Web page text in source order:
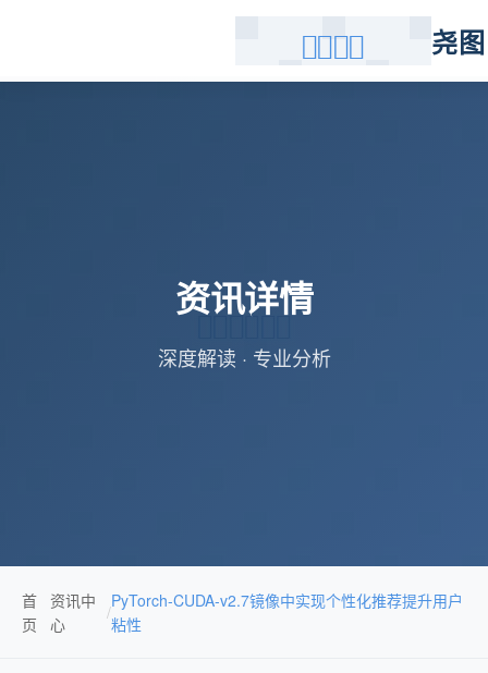
尧
资讯详情
深度解读 · 专业分析
首
页
资讯中
心
/
PyTorch-CUDA-v2.7镜像中实现个性化推荐提升用户
粘性